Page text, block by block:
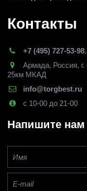
Контакты
+7 (495) 727-53-98,
Армада, Россия,
25км МКАД
info@torgbest.ru
с 10-00 до 21-00
Напишите нам